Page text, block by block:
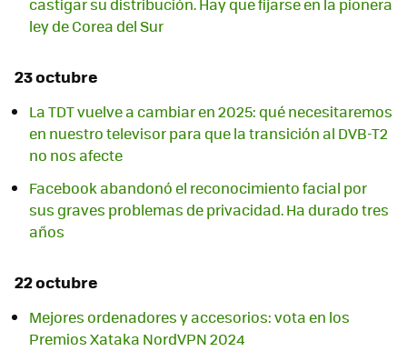
ley de Corea del Sur
23 octubre
La TDT vuelve a cambiar en 2025: qué necesitaremos
en nuestro televisor para que la transición al DVB-T2
no nos afecte
Facebook abandonó el reconocimiento facial por
sus graves problemas de privacidad. Ha durado tres
años
22 octubre
Mejores ordenadores y accesorios: vota en los
Premios Xataka NordVPN 2024